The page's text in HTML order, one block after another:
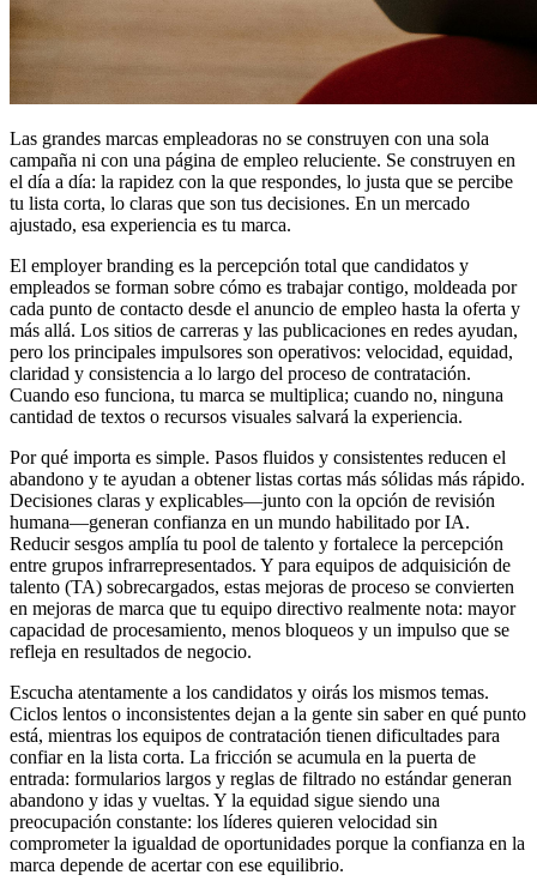
Las grandes marcas empleadoras no se construyen con una sola
campaña ni con una página de empleo reluciente. Se construyen en
el día a día: la rapidez con la que respondes, lo justa que se percibe
tu lista corta, lo claras que son tus decisiones. En un mercado
ajustado, esa experiencia es tu marca.
El employer branding es la percepción total que candidatos y
empleados se forman sobre cómo es trabajar contigo, moldeada por
cada punto de contacto desde el anuncio de empleo hasta la oferta y
más allá. Los sitios de carreras y las publicaciones en redes ayudan,
pero los principales impulsores son operativos: velocidad, equidad,
claridad y consistencia a lo largo del proceso de contratación.
Cuando eso funciona, tu marca se multiplica; cuando no, ninguna
cantidad de textos o recursos visuales salvará la experiencia.
Por qué importa es simple. Pasos fluidos y consistentes reducen el
abandono y te ayudan a obtener listas cortas más sólidas más rápido.
Decisiones claras y explicables—junto con la opción de revisión
humana—generan confianza en un mundo habilitado por IA.
Reducir sesgos amplía tu pool de talento y fortalece la percepción
entre grupos infrarrepresentados. Y para equipos de adquisición de
talento (TA) sobrecargados, estas mejoras de proceso se convierten
en mejoras de marca que tu equipo directivo realmente nota: mayor
capacidad de procesamiento, menos bloqueos y un impulso que se
refleja en resultados de negocio.
Escucha atentamente a los candidatos y oirás los mismos temas.
Ciclos lentos o inconsistentes dejan a la gente sin saber en qué punto
está, mientras los equipos de contratación tienen dificultades para
confiar en la lista corta. La fricción se acumula en la puerta de
entrada: formularios largos y reglas de filtrado no estándar generan
abandono y idas y vueltas. Y la equidad sigue siendo una
preocupación constante: los líderes quieren velocidad sin
comprometer la igualdad de oportunidades porque la confianza en la
marca depende de acertar con ese equilibrio.